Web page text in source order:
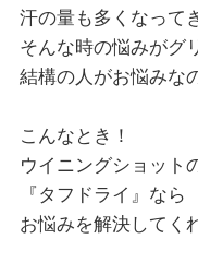
汗の量も多くなって
そんな時の悩みがグ
結構の人がお悩みな
こんなとき！
ウイニングショット
『タフドライ』なら
お悩みを解決してく